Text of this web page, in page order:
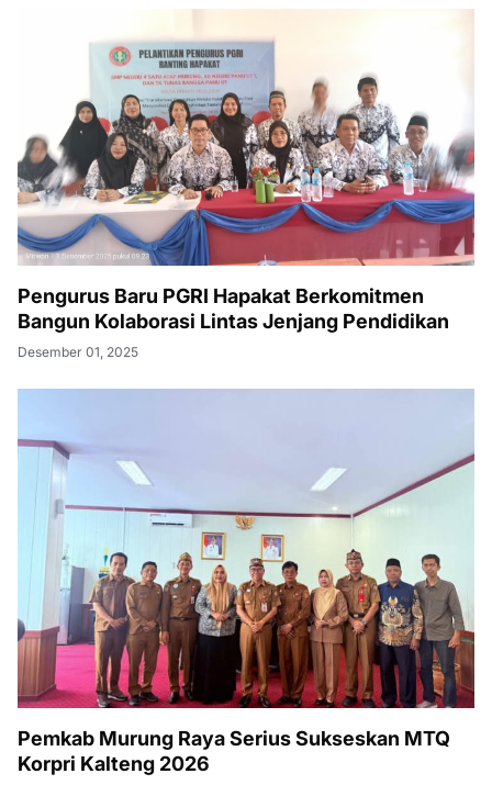
Pengurus Baru PGRI Hapakat Berkomitmen
Bangun Kolaborasi Lintas Jenjang Pendidikan
Desember 01, 2025
Pemkab Murung Raya Serius Sukseskan MTQ
Korpri Kalteng 2026